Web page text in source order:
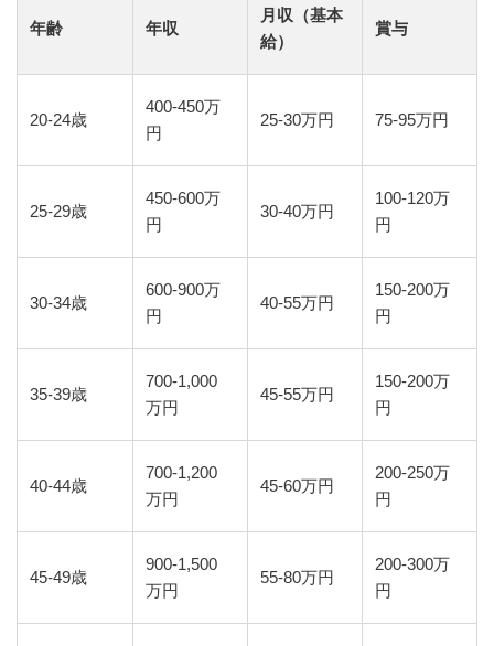
年齢 年収
月収（基本
給）
賞与
20-24歳
400-450万
円
25-30万円 75-95万円
25-29歳
450-600万
円
30-40万円
100-120万
円
30-34歳
600-900万
円
40-55万円
150-200万
円
35-39歳
700-1,000
万円
45-55万円
150-200万
円
40-44歳
700-1,200
万円
45-60万円
200-250万
円
45-49歳
900-1,500
万円
55-80万円
200-300万
円